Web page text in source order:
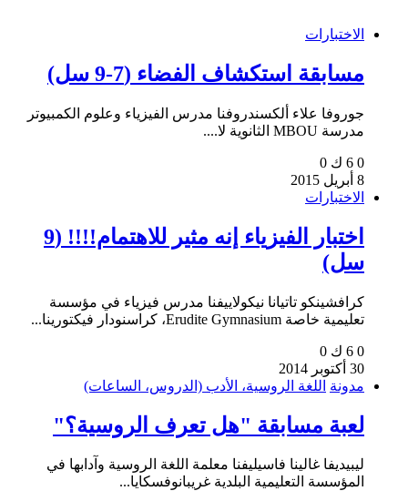
الاختبارات
مسابقة استكشاف الفضاء (7-9 سل)
جوروفا علاء ألكسندروفنا مدرس الفيزياء وعلوم الكمبيوتر
مدرسة MBOU الثانوية لا....
0 6 ك
0
8 أبريل 2015
الاختبارات
اختبار الفيزياء إنه مثير للاهتمام!!!! (9
سل)
كرافشينكو تاتيانا نيكولاييفنا مدرس فيزياء في مؤسسة
تعليمية خاصة Erudite Gymnasium، كراسنودار فيكتورينا...
0 6 ك
0
30 أكتوبر 2014
مدونة اللغة الروسية، الأدب (الدروس، الساعات)
لعبة مسابقة "هل تعرف الروسية؟"
ليبيديفا غالينا فاسيليفنا معلمة اللغة الروسية وآدابها في
المؤسسة التعليمية البلدية غريبانوفسكايا...